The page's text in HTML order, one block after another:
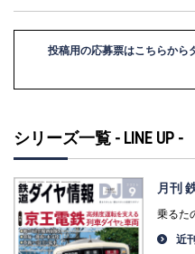
投稿用の応募票はこちらから
シリーズ一覧 - LINE UP -
月刊
乗るた
近